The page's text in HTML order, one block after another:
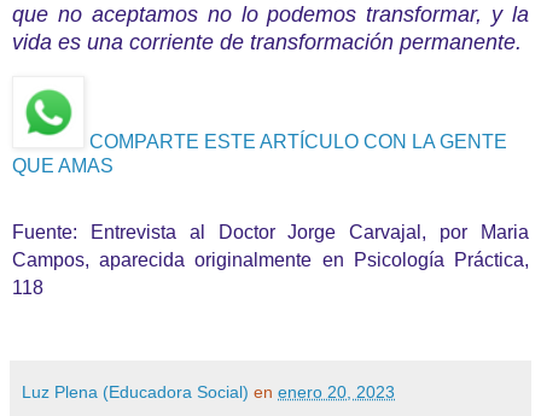
que no aceptamos no lo podemos transformar, y la
vida es una corriente de transformación permanente.
COMPARTE ESTE ARTÍCULO CON LA GENTE
QUE AMAS
Fuente: Entrevista al Doctor Jorge Carvajal, por Maria
Campos, aparecida originalmente en Psicología Práctica,
118
Luz Plena (Educadora Social) en enero 20, 2023